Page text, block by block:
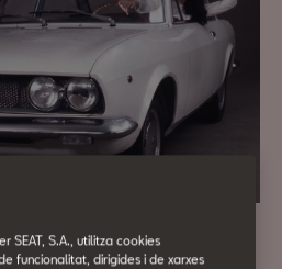
SEAT, S.A., utilitza cookies
funcionalitat, dirigides i de xarxes